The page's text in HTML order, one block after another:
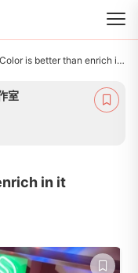
集
Color is better than enrich in it
室
in it